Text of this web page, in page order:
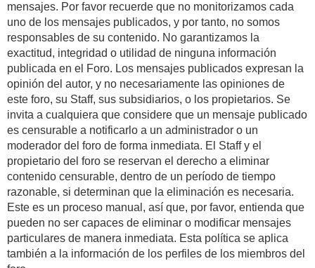
mensajes. Por favor recuerde que no monitorizamos cada
uno de los mensajes publicados, y por tanto, no somos
responsables de su contenido. No garantizamos la
exactitud, integridad o utilidad de ninguna información
publicada en el Foro. Los mensajes publicados expresan la
opinión del autor, y no necesariamente las opiniones de
este foro, su Staff, sus subsidiarios, o los propietarios. Se
invita a cualquiera que considere que un mensaje publicado
es censurable a notificarlo a un administrador o un
moderador del foro de forma inmediata. El Staff y el
propietario del foro se reservan el derecho a eliminar
contenido censurable, dentro de un período de tiempo
razonable, si determinan que la eliminación es necesaria.
Este es un proceso manual, así que, por favor, entienda que
pueden no ser capaces de eliminar o modificar mensajes
particulares de manera inmediata. Esta política se aplica
también a la información de los perfiles de los miembros del